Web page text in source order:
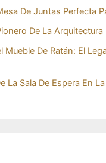
De Juntas Perfecta
De La
Mueble De Ratán: El
La Sala De Espera En